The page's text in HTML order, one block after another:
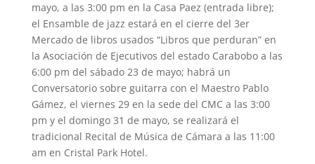
mayo, a las 3:00 pm en la Casa Paez (entrada libre);
el Ensamble de jazz estará en el cierre del 3er
Mercado de libros usados “Libros que perduran” en
la Asociación de Ejecutivos del estado Carabobo a las
6:00 pm del sábado 23 de mayo; habrá un
Conversatorio sobre guitarra con el Maestro Pablo
Gámez, el viernes 29 en la sede del CMC a las 3:00
pm y el domingo 31 de mayo, se realizará el
tradicional Recital de Música de Cámara a las 11:00
am en Cristal Park Hotel.